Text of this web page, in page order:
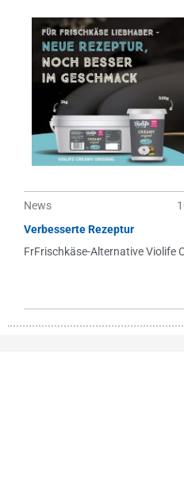
News
Verbesserte Rezeptur
FrFrischkäse-Alternative Violife